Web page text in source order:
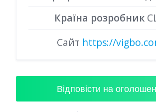
Країна розробник
Сайт https://
Відповісти на